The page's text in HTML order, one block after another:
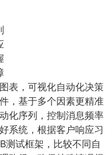
表，可视化自动化决策
，基于多个因素更精准
化序列，控制消息频率
系统，根据客户响应习
测试框架，比较不同自